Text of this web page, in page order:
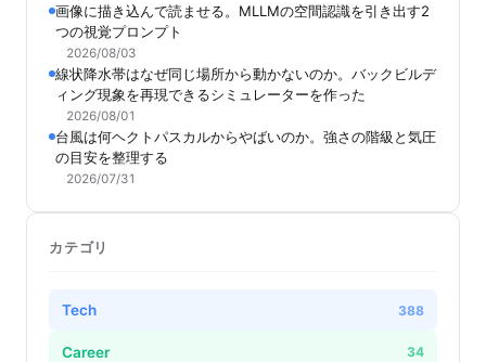
画像に描き込んで読ませる。MLLMの空間認識を引き出す2
つの視覚プロンプト
2026/08/03
線状降水帯はなぜ同じ場所から動かないのか。バックビルデ
ィング現象を再現できるシミュレーターを作った
2026/08/01
台風は何ヘクトパスカルからやばいのか。強さの階級と気圧
の目安を整理する
2026/07/31
カテゴリ
Tech 388
Career 34